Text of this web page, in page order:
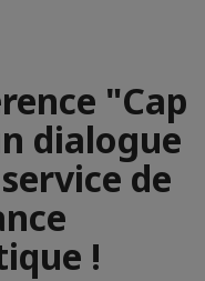
"Cap
dialogue
de
!